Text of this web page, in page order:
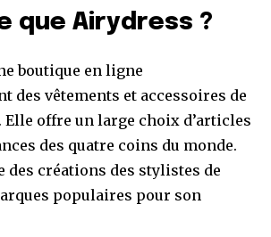
que Airydress ?
boutique en ligne
des vêtements et accessoires de
offre un large choix d’articles
des quatre coins du monde.
des créations des stylistes de
populaires pour son